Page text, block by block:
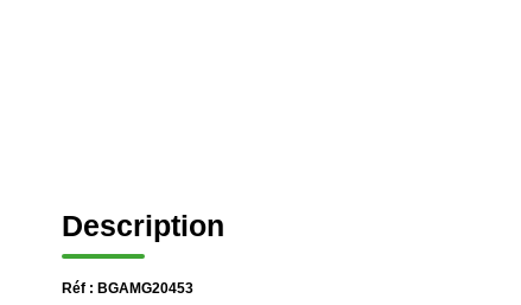
Description
Réf : BGAMG20453